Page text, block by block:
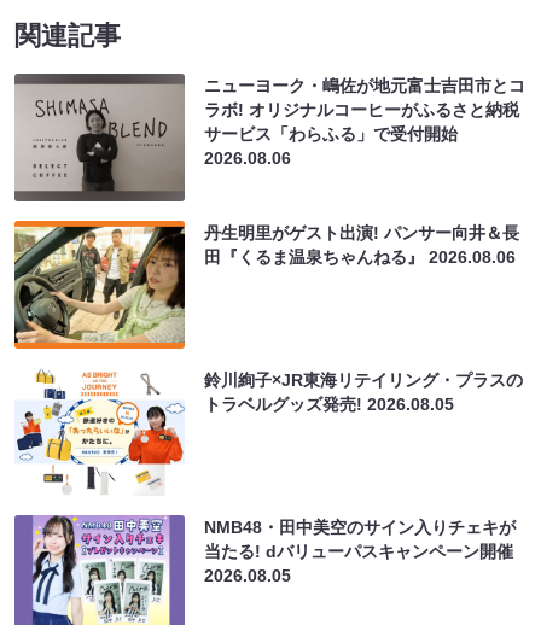
関連記事
ニューヨーク・嶋佐が地元富士吉田市とコ
ラボ! オリジナルコーヒーがふるさと納税
サービス「わらふる」で受付開始
2026.08.06
丹生明里がゲスト出演! パンサー向井＆長
田『くるま温泉ちゃんねる』2026.08.06
鈴川絢子×JR東海リテイリング・プラスの
トラベルグッズ発売!2026.08.05
NMB48・田中美空のサイン入りチェキが
当たる! dバリューパスキャンペーン開催
2026.08.05